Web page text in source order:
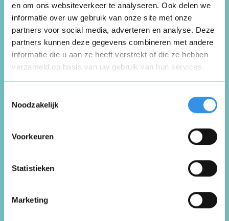
en om ons websiteverkeer te analyseren. Ook delen we
informatie over uw gebruik van onze site met onze
partners voor social media, adverteren en analyse. Deze
partners kunnen deze gegevens combineren met andere
informatie die u aan ze heeft verstrekt of die ze hebben
verzameld op basis van uw gebruik van hun services.
Noodzakelijk
Voorkeuren
Statistieken
Marketing
Groenendaal
Schrijf een review
Beoordeel je ervaring *